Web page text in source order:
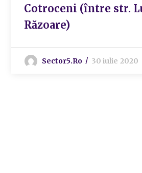
Cotroceni (între str.
Răzoare)
Sector5.ro 30 iulie 2020